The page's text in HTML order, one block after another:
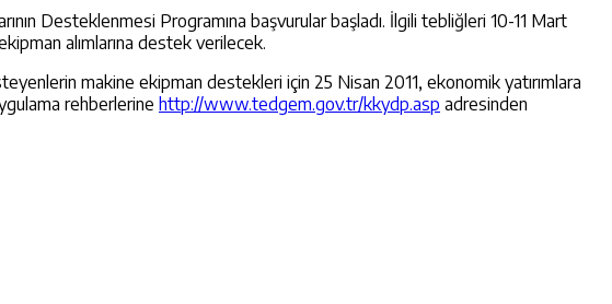
Desteklenmesi Programına başvurular başladı. İlgili tebliğleri 10-11 Mart
alımlarına destek verilecek.
makine ekipman destekleri için 25 Nisan 2011, ekonomik yatırımlara
rehberlerine http://www.tedgem.gov.tr/kkydp.asp adresinden